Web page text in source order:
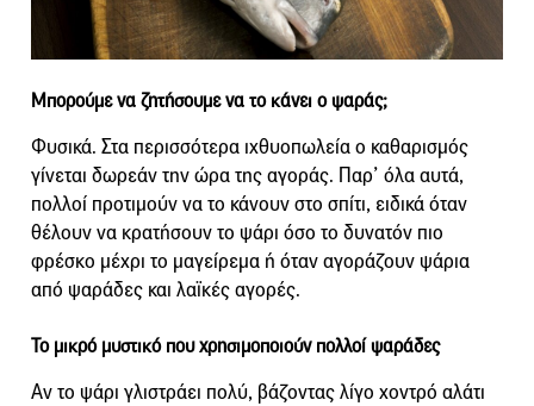
Μπορούμε να ζητήσουμε να το κάνει ο ψαράς;
Φυσικά. Στα περισσότερα ιχθυοπωλεία ο καθαρισμός
γίνεται δωρεάν την ώρα της αγοράς. Παρ’ όλα αυτά,
πολλοί προτιμούν να το κάνουν στο σπίτι, ειδικά όταν
θέλουν να κρατήσουν το ψάρι όσο το δυνατόν πιο
φρέσκο μέχρι το μαγείρεμα ή όταν αγοράζουν ψάρια
από ψαράδες και λαϊκές αγορές.
Το μικρό μυστικό που χρησιμοποιούν πολλοί ψαράδες
Αν το ψάρι γλιστράει πολύ, βάζοντας λίγο χοντρό αλάτι